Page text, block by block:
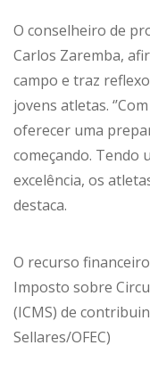
O conselheiro de
Carlos Zaremba,
campo e traz
jovens atletas.
oferecer uma
começando. Tendo
excelência, os
destaca.
O recurso
Imposto sobre
(ICMS) de
Sellares/OFEC)